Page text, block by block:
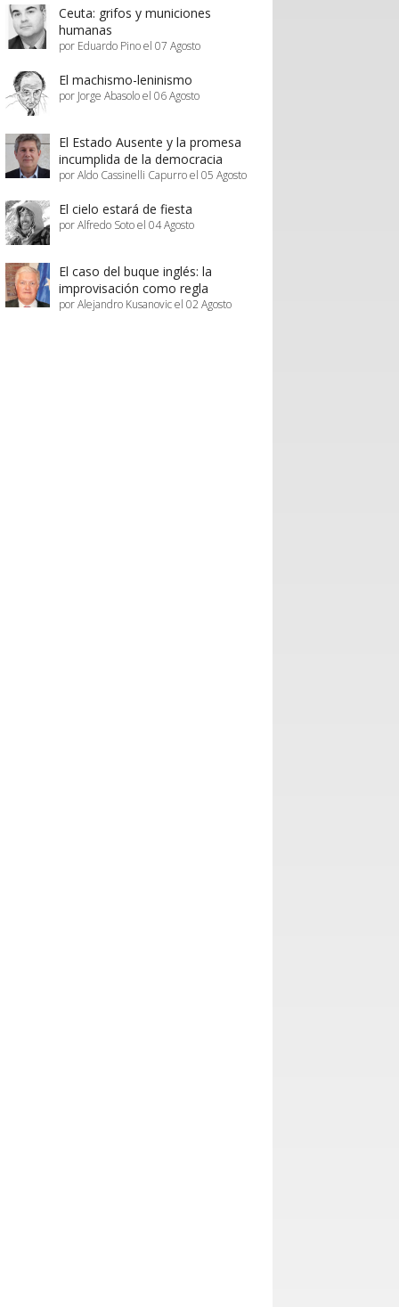
pública y programas de promoción eficientes de
parte de Sernatur.
Ceuta: grifos y municiones
humanas
por Eduardo Pino el 07 Agosto
El machismo-leninismo
por Jorge Abasolo el 06 Agosto
El Estado Ausente y la promesa
incumplida de la democracia
por Aldo Cassinelli Capurro el 05 Agosto
El cielo estará de fiesta
por Alfredo Soto el 04 Agosto
El caso del buque inglés: la
improvisación como regla
por Alejandro Kusanovic el 02 Agosto